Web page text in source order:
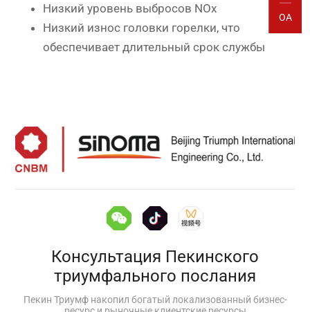
OA
Низкий уровень выбросов NOx
Низкий износ головки горелки, что
обеспечивает длительный срок службы
Консультация Пекинского
триумфального послания
Пекин Триумф накопил богатый локализованный бизнес-